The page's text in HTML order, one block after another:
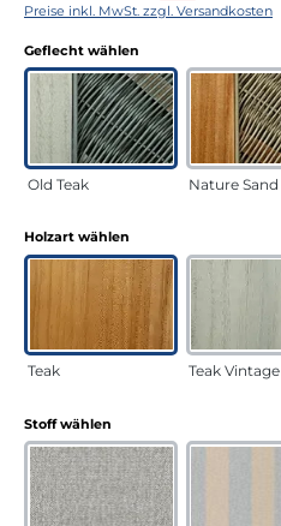
Preise inkl. MwSt. zzgl. Versandkosten
Geflecht wählen
Old Teak Nature Sand
Holzart wählen
Teak Teak Vintage
Stoff wählen